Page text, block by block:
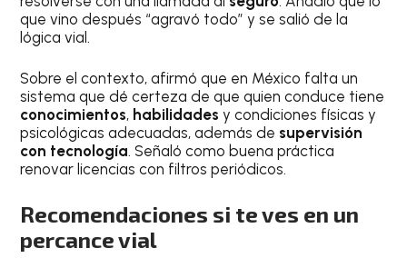
que vino después “agravó todo” y se salió de la
lógica vial.
Sobre el contexto, afirmó que en México falta un
sistema que dé certeza de que quien conduce tiene
conocimientos, habilidades y condiciones físicas y
psicológicas adecuadas, además de supervisión
con tecnología. Señaló como buena práctica
renovar licencias con filtros periódicos.
Recomendaciones si te ves en un
percance vial